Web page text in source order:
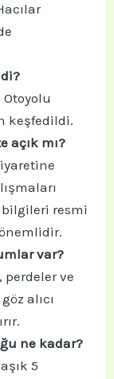
Otoyolu
keşfedildi.
açık mı?
resmi
var?
ve
alıcı
ne kadar?
5